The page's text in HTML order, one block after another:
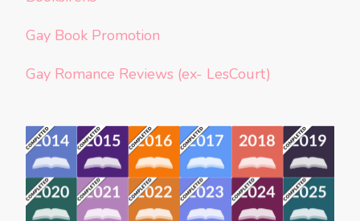
Gay Book Promotion
Gay Romance Reviews (ex- LesCourt)